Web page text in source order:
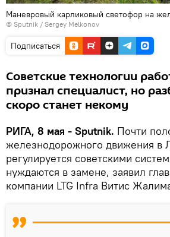
Маневровый карликовый светофор на
© Sputnik / Sergey Melkonov
Подписаться
Советские технологии
признал специалист, но
скоро станет некому
РИГА, 8 мая - Sputnik. Почти
железнодорожного движения в
регулируется советскими
нуждаются в замене, заявил
компании LTG Infra Витис